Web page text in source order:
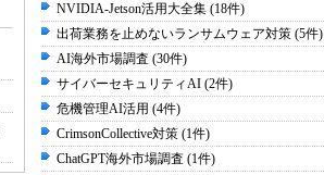
NVIDIA-Jetson活用大全集 (18件)
出荷業務を止めないランサムウェア対策 (5件)
AI海外市場調査 (30件)
サイバーセキュリティAI (2件)
危機管理AI活用 (4件)
CrimsonCollective対策 (1件)
ChatGPT海外市場調査 (1件)